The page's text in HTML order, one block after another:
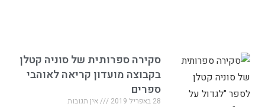
סקירה ספרותית של סוניה קטלן
בקבוצה מועדון קריאה לאוהבי
ספרים
28 באפריל 2019 אין תגובות